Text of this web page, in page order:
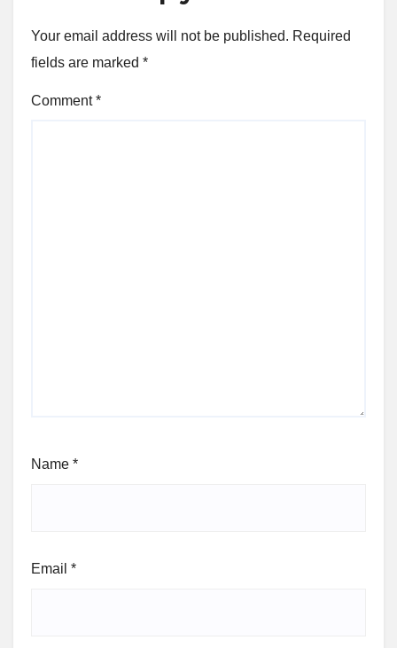
Your email address will not be published. Required
fields are marked *
Comment*
Name *
Email *